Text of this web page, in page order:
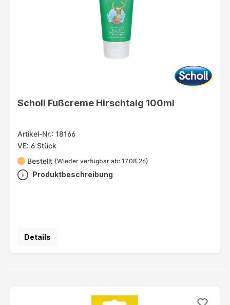
Scholl Fußcreme Hirschtalg 100ml
Artikel-Nr.: 18166
VE: 6 Stück
Bestellt (Wieder verfügbar ab: 17.08.26)
Produktbeschreibung
Details